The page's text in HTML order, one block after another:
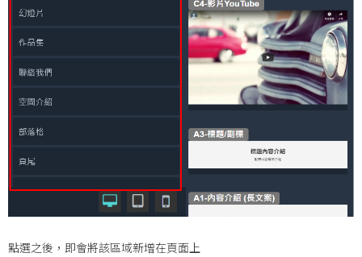
點選之後，即會將該區域新增在頁面上